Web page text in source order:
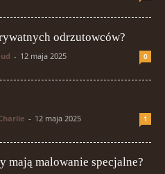
odrzutowców?
- 12 maja 2025 0
- 12 maja 2025 1
mają malowanie specjalne?